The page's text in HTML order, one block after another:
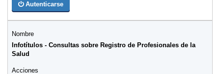
Autenticarse
Infotítulos - Consultas sobre Registro de Profesionales de la
Salud